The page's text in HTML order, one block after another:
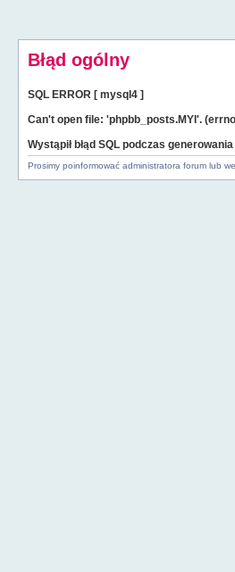
Błąd ogólny
SQL ERROR [ mysql4 ]
Can't open file: 'phpbb_posts.MYI'.
Wystąpił błąd SQL podczas
Prosimy poinformować administratora forum lub